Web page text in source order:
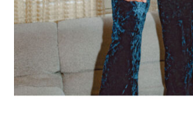
Tsew The Kid –